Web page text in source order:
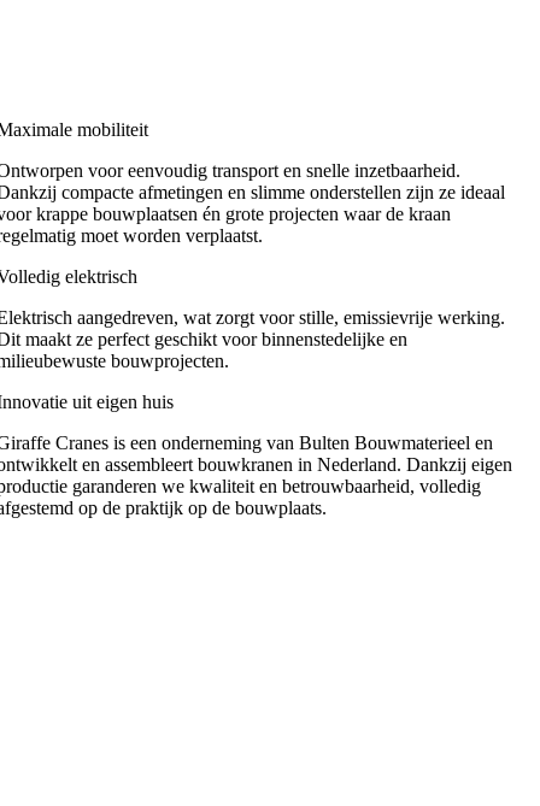
mobiliteit
voor eenvoudig transport en snelle inzetbaarheid.
compacte afmetingen en slimme onderstellen zijn ze ideaal
krappe bouwplaatsen én grote projecten waar de kraan
moet worden verplaatst.
elektrisch
aangedreven, wat zorgt voor stille, emissievrije werking.
maakt ze perfect geschikt voor binnenstedelijke en
bouwprojecten.
uit eigen huis
Cranes is een onderneming van Bulten Bouwmaterieel en
en assembleert bouwkranen in Nederland. Dankzij eigen
garanderen we kwaliteit en betrouwbaarheid, volledig
op de praktijk op de bouwplaats.